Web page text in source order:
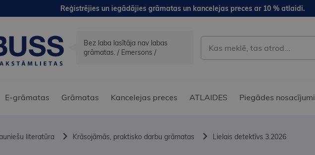
Reģistrējies un iegādājies grāmatas un kancelejas preces ar 10 % atlaidi.
Bez laba lasītāja nav labas
grāmatas. / Emersons /
E-grāmatas Grāmatas Kancelejas preces ATLAIDES Piegādes nosacījumi
literatūra Krāsojāmās, praktisko darbu grāmatas Lielais detektīvs 3.2026